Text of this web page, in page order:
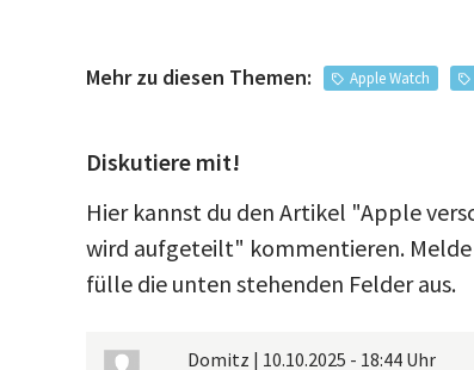
Mehr zu diesen Themen: Apple Watch
Diskutiere mit!
Hier kannst du den Artikel "Apple
wird aufgeteilt" kommentieren.
fülle die unten stehenden Felder aus.
Domitz | 10.10.2025 - 18:44 Uhr